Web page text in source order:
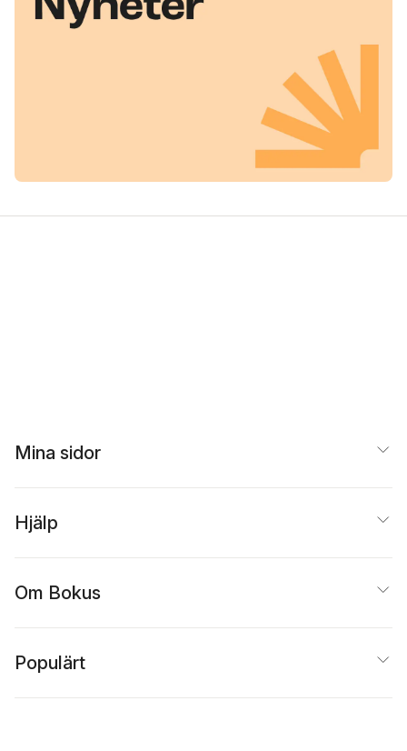
Mina sidor
Hjälp
Om Bokus
Populärt